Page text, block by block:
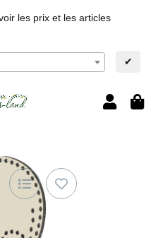
les prix et les articles
✔